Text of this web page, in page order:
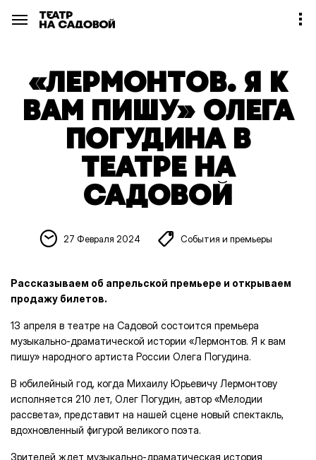
«ЛЕРМОНТОВ. Я К
ВАМ ПИШУ» ОЛЕГА
ПОГУДИНА В
ТЕАТРЕ НА
САДОВОЙ
27 Февраля 2024 События и премьеры
Рассказываем об апрельской премьере и открываем
продажу билетов.
13 апреля в театре на Садовой состоится премьера
музыкально-драматической истории «Лермонтов. Я к вам
пишу» народного артиста России Олега Погудина.
В юбилейный год, когда Михаилу Юрьевичу Лермонтову
исполняется 210 лет, Олег Погудин, автор «Мелодии
рассвета», представит на нашей сцене новый спектакль,
вдохновленный фигурой великого поэта.
Зрителей ждет музыкально-драматическая история